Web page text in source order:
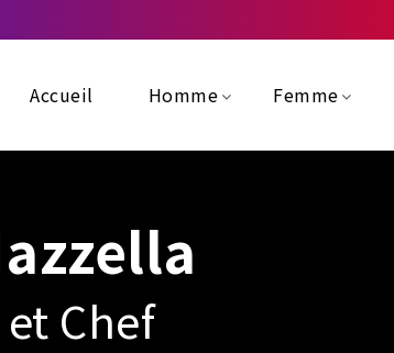
Accueil Homme Femme
Chef